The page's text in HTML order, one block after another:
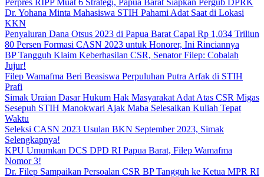
Perpres RIPP Muat 6 Strategi, Papua Barat Siapkan Pergub DPRK
Dr. Yohana Minta Mahasiswa STIH Pahami Adat Saat di Lokasi
KKN
Penyaluran Dana Otsus 2023 di Papua Barat Capai Rp 1,034 Triliun
80 Persen Formasi CASN 2023 untuk Honorer, Ini Rinciannya
BP Tangguh Klaim Keberhasilan CSR, Senator Filep: Cobalah
Jujur!
Filep Wamafma Beri Beasiswa Perpuluhan Putra Arfak di STIH
Prafi
Simak Uraian Dasar Hukum Hak Masyarakat Adat Atas CSR Migas
Sesepuh STIH Manokwari Ajak Maba Selesaikan Kuliah Tepat
Waktu
Seleksi CASN 2023 Usulan BKN September 2023, Simak
Selengkapnya!
KPU Umumkan DCS DPD RI Papua Barat, Filep Wamafma
Nomor 3!
Dr. Filep Sampaikan Persoalan CSR BP Tangguh ke Ketua MPR RI